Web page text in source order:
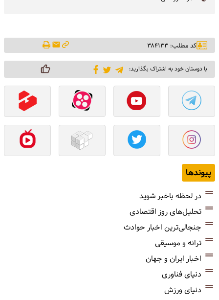
کد مطلب: ۳۸۴۱۳۳
با دوستان خود به اشتراک بگذارید:
پیوندها
در لحظه باخبر شوید
تحلیل‌های روز اقتصادی
جنجالی‌ترین اخبار حوادث
ترانه و موسیقی
اخبار ایران و جهان
دنیای فناوری
دنیای ورزش